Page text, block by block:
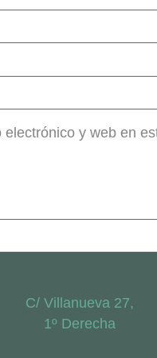
y web en
C/ Villanueva 27,
1º Derecha